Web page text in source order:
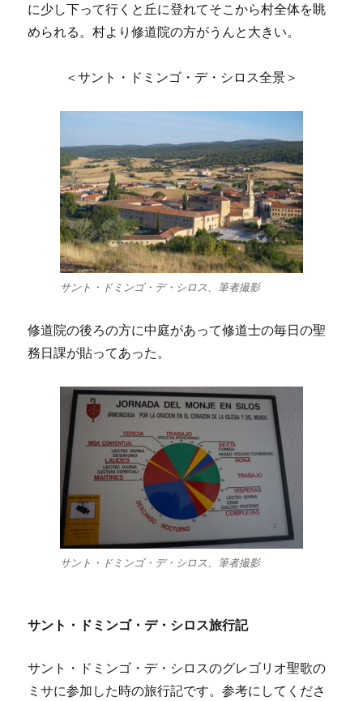
に少し下って行くと丘に登れてそこから村全体を眺
められる。村より修道院の方がうんと大きい。
＜サント・ドミンゴ・デ・シロス全景＞
サント・ドミンゴ・デ・シロス、筆者撮影
修道院の後ろの方に中庭があって修道士の毎日の聖
務日課が貼ってあった。
サント・ドミンゴ・デ・シロス、筆者撮影
サント・ドミンゴ・デ・シロス旅行記
サント・ドミンゴ・デ・シロスのグレゴリオ聖歌の
ミサに参加した時の旅行記です。参考にしてくださ